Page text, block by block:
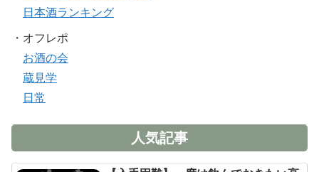
日本酒ランキング
・オフレポ
お酒の会
蔵見学
日常
人気記事